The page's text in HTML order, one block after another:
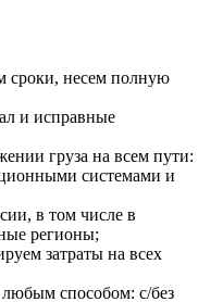
сроки, несем полную
и исправные
груза на всем пути:
системами и
в том числе в
регионы;
затраты на всех
любым способом: с/без